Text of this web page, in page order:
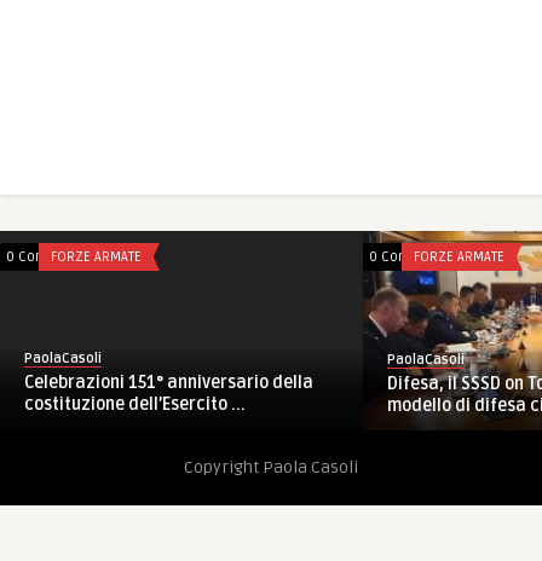
anniversario della
...
Difesa, il SSSD on Tofalo:
modello di difesa ciberne ...
Copyright Paola Casoli